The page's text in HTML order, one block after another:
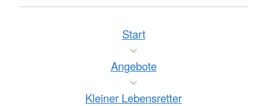
Start
Angebote
Kleiner Lebensretter